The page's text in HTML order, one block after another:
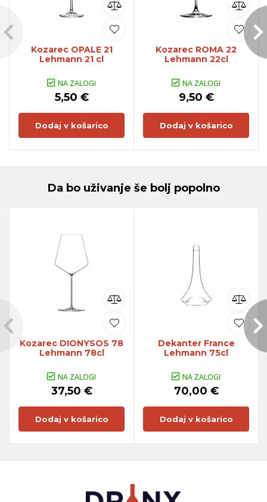
Kozarec OPALE 21
Lehmann 21 cl
NA ZALOGI
5,50 €
Dodaj v košarico
Kozarec ROMA 22
Lehmann 22cl
NA ZALOGI
9,50 €
Dodaj v košarico
Da bo uživanje še bolj popolno
Kozarec DIONYSOS 78
Lehmann 78cl
NA ZALOGI
37,50 €
Dodaj v košarico
Dekanter France
Lehmann 75cl
NA ZALOGI
70,00 €
Dodaj v košarico